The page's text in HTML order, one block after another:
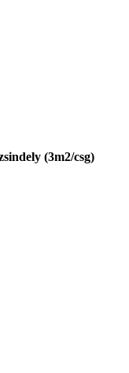
(3m2/csg)